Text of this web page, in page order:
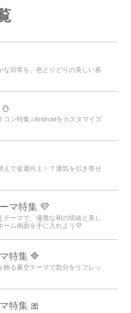
な日常を。色とりどりの美しい着
コン特集♫Androidをカスタマイズ
えで金運向上！？運気を引き寄せ
マ特集 💜
ーマで、優雅な和の情緒と美し
ーム画面を手に入れよう💜
特集 🔷
飾る夏空テーマで気分をリフレッ
特集 🎀